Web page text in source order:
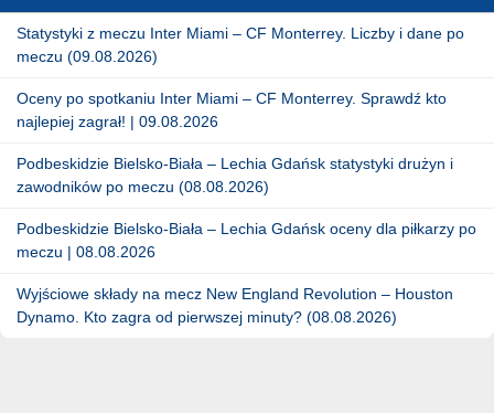
Statystyki z meczu Inter Miami – CF Monterrey. Liczby i dane po
meczu (09.08.2026)
Oceny po spotkaniu Inter Miami – CF Monterrey. Sprawdź kto
najlepiej zagrał! | 09.08.2026
Podbeskidzie Bielsko-Biała – Lechia Gdańsk statystyki drużyn i
zawodników po meczu (08.08.2026)
Podbeskidzie Bielsko-Biała – Lechia Gdańsk oceny dla piłkarzy po
meczu | 08.08.2026
Wyjściowe składy na mecz New England Revolution – Houston
Dynamo. Kto zagra od pierwszej minuty? (08.08.2026)